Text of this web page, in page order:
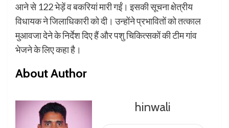
आने से 122 भेड़ें व बकरियां मारी गईं। इसकी सूचना क्षेत्रीय
विधायक ने जिलाधिकारी को दी। उन्होंने प्रभावितों को तत्काल
मुआवजा देने के निर्देश दिए हैं और पशु चिकित्सकों की टीम गांव
भेजने के लिए कहा है।
About Author
hinwali